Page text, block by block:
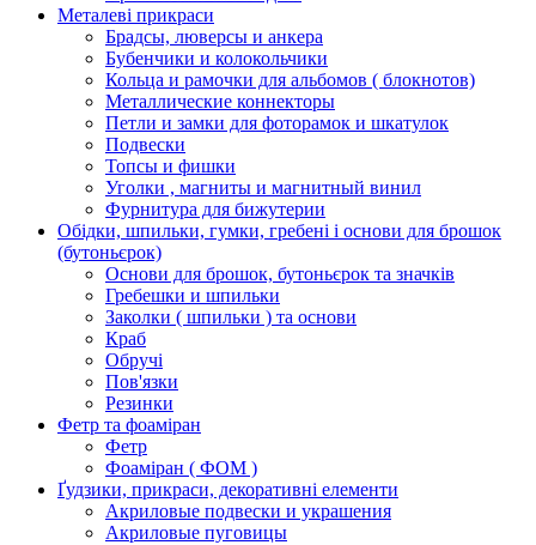
Металеві прикраси
Брадсы, люверсы и анкера
Бубенчики и колокольчики
Кольца и рамочки для альбомов ( блокнотов)
Металлические коннекторы
Петли и замки для фоторамок и шкатулок
Подвески
Топсы и фишки
Уголки , магниты и магнитный винил
Фурнитура для бижутерии
Обідки, шпильки, гумки, гребені і основи для брошок
(бутоньєрок)
Основи для брошок, бутоньєрок та значків
Гребешки и шпильки
Заколки ( шпильки ) та основи
Краб
Обручі
Пов'язки
Резинки
Фетр та фоаміран
Фетр
Фоаміран ( ФОМ )
Ґудзики, прикраси, декоративні елементи
Акриловые подвески и украшения
Акриловые пуговицы